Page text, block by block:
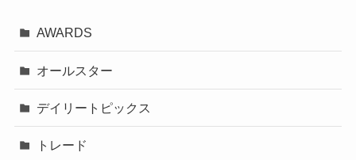
AWARDS
オールスター
デイリートピックス
トレード